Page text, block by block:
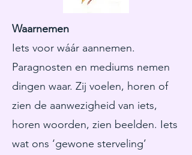
Waarnemen
Iets voor wáár aannemen.
Paragnosten en mediums nemen
dingen waar. Zij voelen, horen of
zien de aanwezigheid van iets,
horen woorden, zien beelden. Iets
wat ons ‘gewone sterveling’